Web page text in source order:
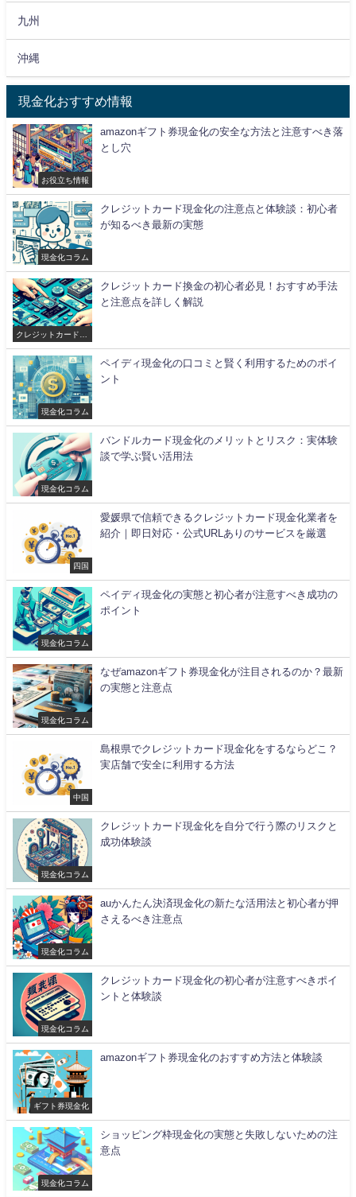
九州
沖縄
現金化おすすめ情報
お役立ち情報
amazonギフト券現金化の安全な方法と注意すべき落
とし穴
現金化コラム
クレジットカード現金化の注意点と体験談：初心者
が知るべき最新の実態
クレジットカード現
金化
クレジットカード換金の初心者必見！おすすめ手法
と注意点を詳しく解説
現金化コラム
ペイディ現金化の口コミと賢く利用するためのポイ
ント
現金化コラム
バンドルカード現金化のメリットとリスク：実体験
談で学ぶ賢い活用法
四国
愛媛県で信頼できるクレジットカード現金化業者を
紹介｜即日対応・公式URLありのサービスを厳選
現金化コラム
ペイディ現金化の実態と初心者が注意すべき成功の
ポイント
現金化コラム
なぜamazonギフト券現金化が注目されるのか？最新
の実態と注意点
中国
島根県でクレジットカード現金化をするならどこ？
実店舗で安全に利用する方法
現金化コラム
クレジットカード現金化を自分で行う際のリスクと
成功体験談
現金化コラム
auかんたん決済現金化の新たな活用法と初心者が押
さえるべき注意点
現金化コラム
クレジットカード現金化の初心者が注意すべきポイ
ントと体験談
ギフト券現金化
amazonギフト券現金化のおすすめ方法と体験談
現金化コラム
ショッピング枠現金化の実態と失敗しないための注
意点